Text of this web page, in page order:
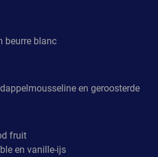
beurre blanc
en geroosterde
fruit
en vanille-ijs